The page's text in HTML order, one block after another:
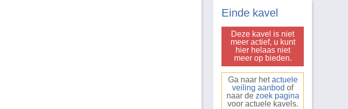
Einde kavel
Deze kavel is niet
meer actief, u kunt
hier helaas niet
meer op bieden.
Ga naar hetactuele
veiling aanbod of
naar de zoek pagina
voor actuele kavels.